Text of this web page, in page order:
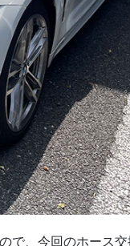
で、今回のホース